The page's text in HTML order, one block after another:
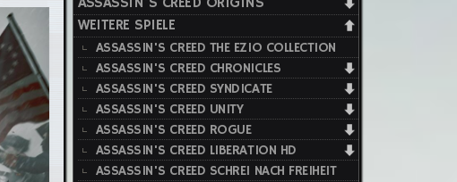
WEITERE SPIELE
ASSASSIN'S CREED THE EZIO COLLECTION
ASSASSIN'S CREED CHRONICLES
ASSASSIN'S CREED SYNDICATE
ASSASSIN'S CREED UNITY
ASSASSIN'S CREED ROGUE
ASSASSIN'S CREED LIBERATION HD
ASSASSIN'S CREED SCHREI NACH FREIHEIT